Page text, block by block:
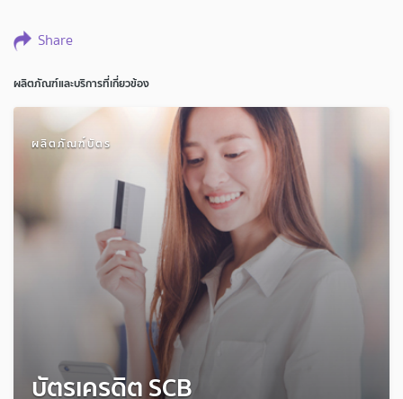
Share
ผลิตภัณฑ์และบริการที่เกี่ยวข้อง
ผลิตภัณฑ์บัตร
บัตรเครดิต SCB